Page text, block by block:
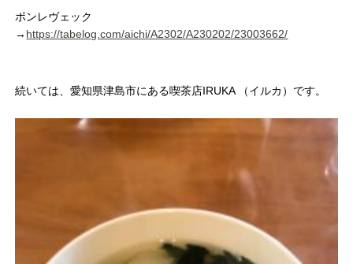
ポンレヴェック
→ https://tabelog.com/aichi/A2302/A230202/23003662/
続いては、愛知県津島市にある喫茶店IRUKA （イルカ）です。